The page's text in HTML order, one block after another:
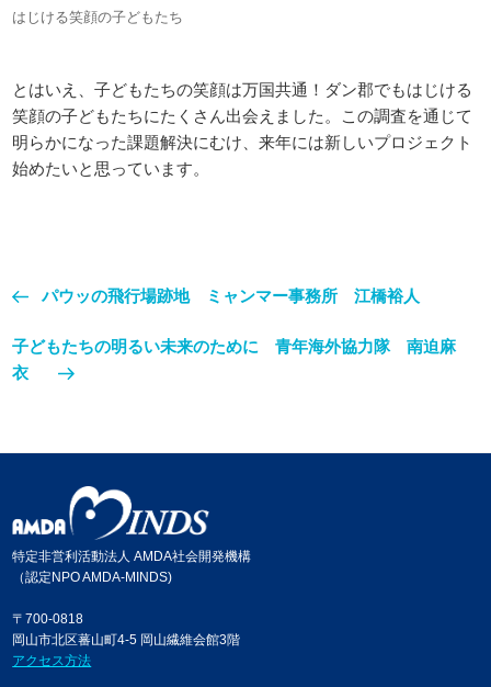
はじける笑顔の子どもたち
とはいえ、子どもたちの笑顔は万国共通！ダン郡でもはじける
笑顔の子どもたちにたくさん出会えました。この調査を通じて
明らかになった課題解決にむけ、来年には新しいプロジェクト
始めたいと思っています。
パウッの飛行場跡地 ミャンマー事務所 江橋裕人
子どもたちの明るい未来のために 青年海外協力隊 南迫麻
衣
特定非営利活動法人 AMDA社会開発機構
（認定NPO AMDA-MINDS)
〒700-0818
岡山市北区蕃山町4-5 岡山繊維会館3階
アクセス方法